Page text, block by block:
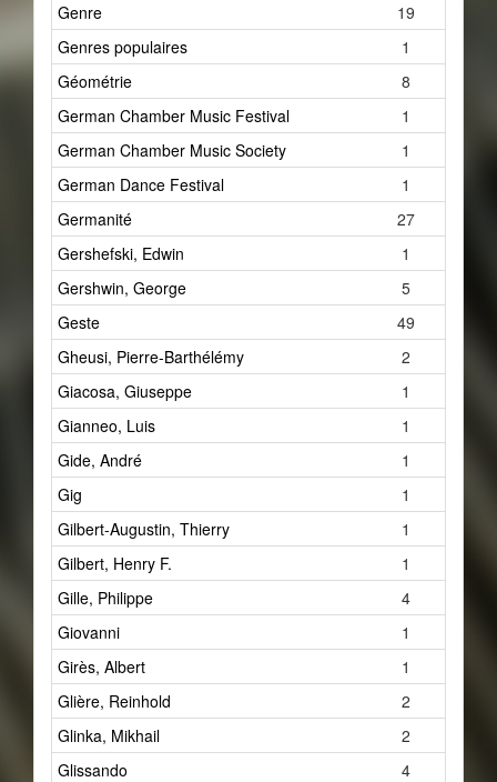
Genre
19
Genres populaires
1
Géométrie
8
German Chamber Music Festival
1
German Chamber Music Society
1
German Dance Festival
1
Germanité
27
Gershefski, Edwin
1
Gershwin, George
5
Geste
49
Gheusi, Pierre-Barthélémy
2
Giacosa, Giuseppe
1
Gianneo, Luis
1
Gide, André
1
Gig
1
Gilbert-Augustin, Thierry
1
Gilbert, Henry F.
1
Gille, Philippe
4
Giovanni
1
Girès, Albert
1
Glière, Reinhold
2
Glinka, Mikhail
2
Glissando
4